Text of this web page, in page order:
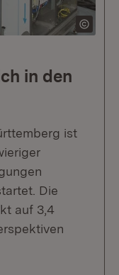
in den
ist
Die
auf 3,4